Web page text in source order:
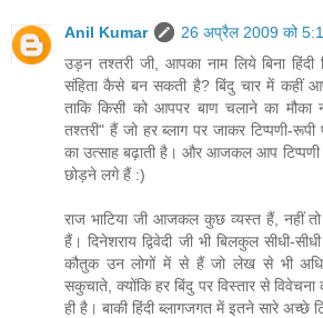
Anil Kumar
26 अप्रैल 2009 को
उड़न तश्तरी जी, आपका नाम लिये बिना हिंदी
संहिता कैसे बन सकती है? बिंदु चार में कहीं
ताकि किसी को आपपर बाण चलाने का
तश्तरी" हैं जो हर ब्लाग पर जाकर टिप्पणी-
का उत्साह बढ़ाती है। और आजकल आप टिप्पणी
छोड़ने लगे हैं :)
राज भाटिया जी आजकल कुछ व्यस्त हैं, नहीं तो
हैं। दिनेशराय द्विवेदी जी भी बिलकुल सीधी-
कौतुक उन लोगों में से हैं जो लेख से भी
सकुचाते, क्योंकि हर बिंदु पर विस्तार से
ही है। बाकी हिंदी ब्लागजगत में इतने सारे अच्छे